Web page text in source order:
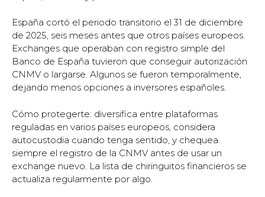
España cortó el periodo transitorio el 31 de diciembre
de 2025, seis meses antes que otros países europeos.
Exchanges que operaban con registro simple del
Banco de España tuvieron que conseguir autorización
CNMV o largarse. Algunos se fueron temporalmente,
dejando menos opciones a inversores españoles.
Cómo protegerte: diversifica entre plataformas
reguladas en varios países europeos, considera
autocustodia cuando tenga sentido, y chequea
siempre el registro de la CNMV antes de usar un
exchange nuevo. La lista de chiringuitos financieros se
actualiza regularmente por algo.